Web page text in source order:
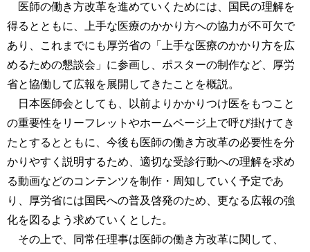
医師の働き方改革を進めていくためには、国民の理解を
得るとともに、上手な医療のかかり方への協力が不可欠で
あり、これまでにも厚労省の「上手な医療のかかり方を広
めるための懇談会」に参画し、ポスターの制作など、厚労
省と協働して広報を展開してきたことを概説。
日本医師会としても、以前よりかかりつけ医をもつこと
の重要性をリーフレットやホームページ上で呼び掛けてき
たとするとともに、今後も医師の働き方改革の必要性を分
かりやすく説明するため、適切な受診行動への理解を求め
る動画などのコンテンツを制作・周知していく予定であ
り、厚労省には国民への普及啓発のため、更なる広報の強
化を図るよう求めていくとした。
その上で、同常任理事は医師の働き方改革に関して、